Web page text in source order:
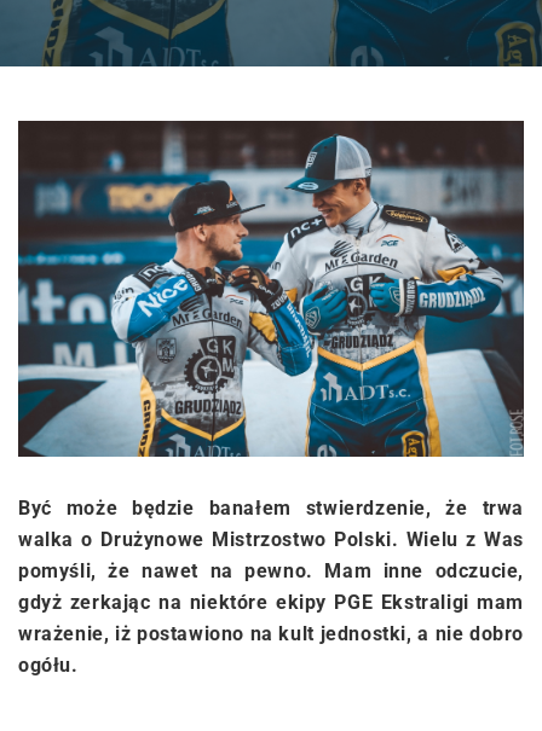
Być może będzie banałem stwierdzenie, że trwa
walka o Drużynowe Mistrzostwo Polski. Wielu z Was
pomyśli, że nawet na pewno. Mam inne odczucie,
gdyż zerkając na niektóre ekipy PGE Ekstraligi mam
wrażenie, iż postawiono na kult jednostki, a nie dobro
ogółu.